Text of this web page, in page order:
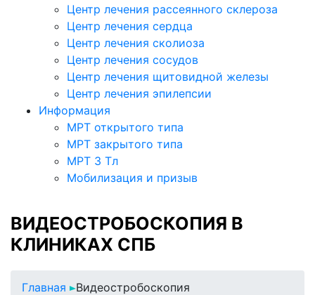
Центр лечения рассеянного склероза
Центр лечения сердца
Центр лечения сколиоза
Центр лечения сосудов
Центр лечения щитовидной железы
Центр лечения эпилепсии
Информация
МРТ открытого типа
МРТ закрытого типа
МРТ 3 Тл
Мобилизация и призыв
ВИДЕОСТРОБОСКОПИЯ В
КЛИНИКАХ СПБ
Главная Видеостробоскопия